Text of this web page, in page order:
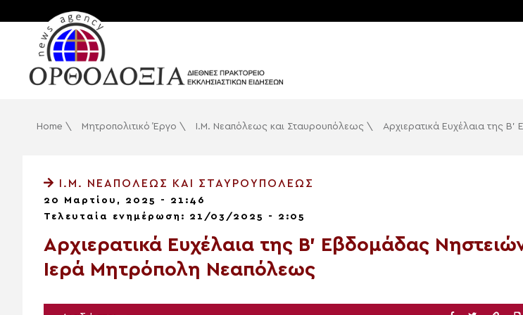
Home \ Μητροπολιτικό Έργο \ Ι.Μ. Νεαπόλεως και Σταυρουπόλεως \ Αρχιερατικά Ευχέλαια της
Ι.Μ. ΝΕΑΠΌΛΕΩΣ ΚΑΙ ΣΤΑΥΡΟΥΠΌΛΕΩΣ
20 Μαρτίου, 2025 - 21:46
Τελευταία ενημέρωση: 21/03/2025 - 2:05
Αρχιερατικά Ευχέλαια της Β’ Εβδομάδας
Ιερά Μητρόπολη Νεαπόλεως